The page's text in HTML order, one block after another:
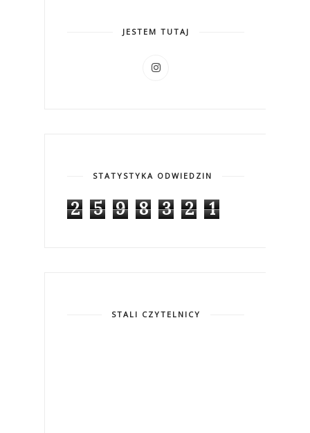
JESTEM TUTAJ
STATYSTYKA ODWIEDZIN
2 5 9 8 3 2 1
STALI CZYTELNICY